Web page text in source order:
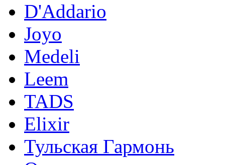
D'Addario
Joyo
Medeli
Leem
TADS
Elixir
Тульская Гармонь